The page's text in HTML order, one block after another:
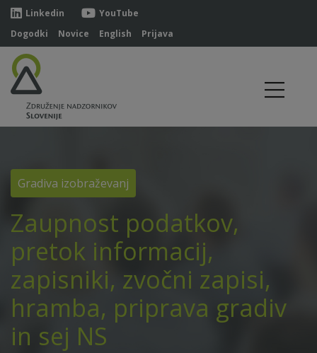
Linkedin
YouTube
Dogodki
Novice English Prijava
Gradiva izobraževanj
Zaupnost podatkov,
pretok informacij,
zapisniki, zvočni zapisi,
hramba, priprava gradiv
in sej NS